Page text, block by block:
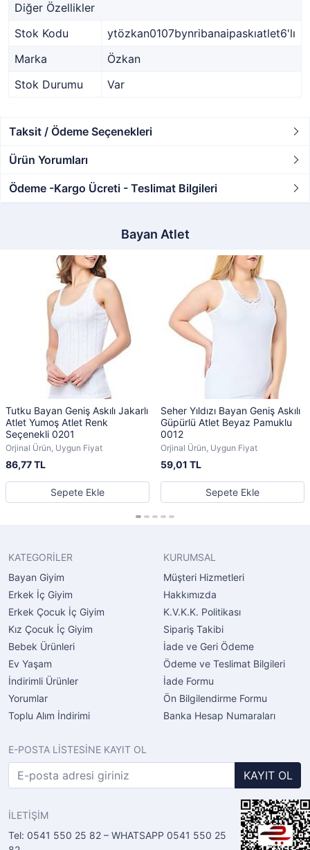
Diğer Özellikler
Stok Kodu
ytözkan0107bynribanaipaskıatlet6'lı
Marka
Özkan
Stok Durumu
Var
Taksit / Ödeme Seçenekleri
Ürün Yorumları
Ödeme -Kargo Ücreti - Teslimat Bilgileri
Bayan Atlet
Tutku Bayan Geniş Askılı Jakarlı
Atlet Yumoş Atlet Renk
Seçenekli 0201
Orjinal Ürün, Uygun Fiyat
86,77 TL
Sepete Ekle
Seher Yıldızı Bayan Geniş Askılı
Güpürlü Atlet Beyaz Pamuklu
0012
Orjinal Ürün, Uygun Fiyat
59,01 TL
Sepete Ekle
KATEGORİLER
Bayan Giyim
Erkek İç Giyim
Erkek Çocuk İç Giyim
Kız Çocuk İç Giyim
Bebek Ürünleri
Ev Yaşam
İndirimli Ürünler
Yorumlar
Toplu Alım İndirimi
KURUMSAL
Müşteri Hizmetleri
Hakkımızda
K.V.K.K. Politikası
Sipariş Takibi
İade ve Geri Ödeme
Ödeme ve Teslimat Bilgileri
İade Formu
Ön Bilgilendirme Formu
Banka Hesap Numaraları
E-POSTA LİSTESİNE KAYIT OL
KAYIT OL
İLETİŞİM
Tel: 0541 550 25 82 – WHATSAPP 0541 550 25